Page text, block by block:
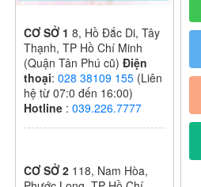
CƠ SỞ 18, Hồ Đắc Di, Tây
Thạnh, TP Hồ Chí Minh
(Quận Tân Phú cũ) Điện
thoại:028 38109 155 (Liên
hệ từ 07:0 đến 16:00)
Hotline :039.226.7777
CƠ SỞ 2 118, Nam Hòa,